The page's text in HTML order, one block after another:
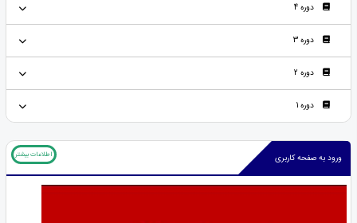
دوره 4
دوره 3
دوره 2
دوره 1
ورود به صفحه کاربری اطلاعات بیشتر